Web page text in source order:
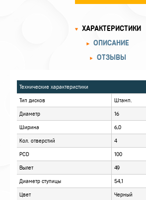
ОПИСАНИЕ
ОТЗЫВЫ